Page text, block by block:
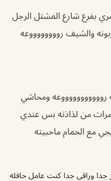
بفرع شارع المشتل الرجل
والشيف رووووووووعه
روووووووووووعه ومحاشي
مرات من لذاذته بس عندي
مع الحمام ماحبيته
جدا وراقي جدا كنت عامل حافله